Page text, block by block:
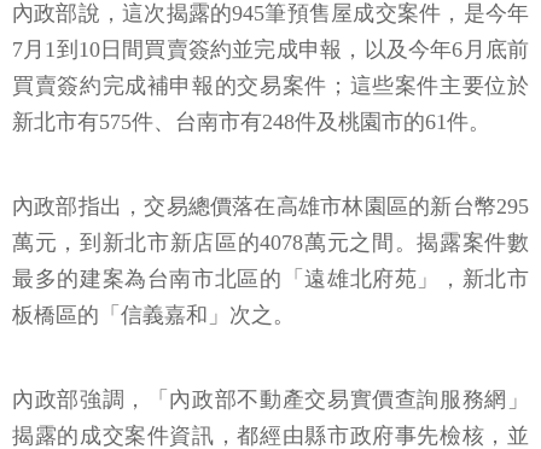
內政部說，這次揭露的945筆預售屋成交案件，是今年
7月1到10日間買賣簽約並完成申報，以及今年6月底前
買賣簽約完成補申報的交易案件；這些案件主要位於
新北市有575件、台南市有248件及桃園市的61件。
內政部指出，交易總價落在高雄市林園區的新台幣295
萬元，到新北市新店區的4078萬元之間。揭露案件數
最多的建案為台南市北區的「遠雄北府苑」，新北市
板橋區的「信義嘉和」次之。
內政部強調，「內政部不動產交易實價查詢服務網」
揭露的成交案件資訊，都經由縣市政府事先檢核，並